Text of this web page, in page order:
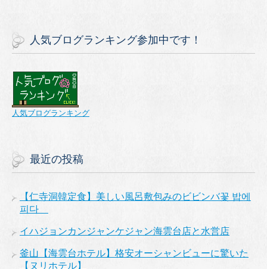
人気ブログランキング参加中です！
人気ブログランキング
最近の投稿
【仁寺洞韓定食】美しい風呂敷包みのビビンバ꽃 밥에
피다
イハジョンカンジャンケジャン海雲台店と水営店
釜山【海雲台ホテル】格安オーシャンビューに驚いた
【ヌリホテル】